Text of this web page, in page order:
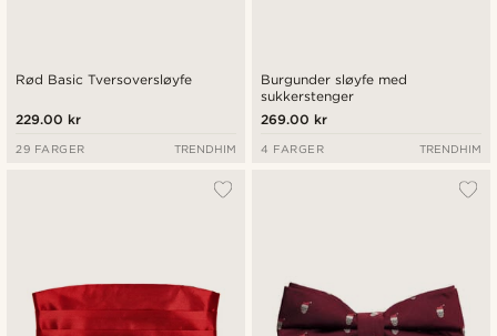
Rød Basic Tversoversløyfe
229.00 kr
29 FARGER TRENDHIM
Burgunder sløyfe med
sukkerstenger
269.00 kr
4 FARGER TRENDHIM